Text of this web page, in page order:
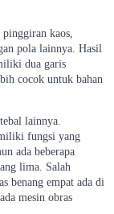
kaos,
pola lainnya. Hasil
dua garis
cocok untuk bahan
lainnya.
fungsi yang
ada beberapa
lima. Salah
benang empat ada di
mesin obras